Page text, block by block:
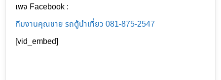
เพจ Facebook :
ทีมงานคุณชาย รถตู้นำเที่ยว 081-875-2547
[vid_embed]